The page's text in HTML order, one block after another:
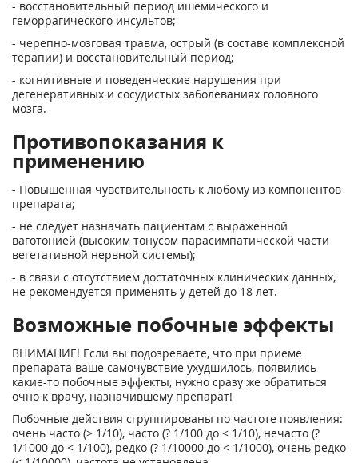
- восстановительный период ишемического и
геморрагического инсультов;
- черепно-мозговая травма, острый (в составе комплексной
терапии) и восстановительный период;
- когнитивные и поведенческие нарушения при
дегенеративных и сосудистых заболеваниях головного
мозга.
Противопоказания к
применению
- Повышенная чувствительность к любому из компонентов
препарата;
- не следует назначать пациентам с выраженной
ваготонией (высоким тонусом парасимпатической части
вегетативной нервной системы);
- в связи с отсутствием достаточных клинических данных,
не рекомендуется применять у детей до 18 лет.
Возможные побочные эффекты
ВНИМАНИЕ! Если вы подозреваете, что при приеме
препарата ваше самочувствие ухудшилось, появились
какие-то побочные эффекты, нужно сразу же обратиться
очно к врачу, назначившему препарат!
Побочные действия сгруппированы по частоте появления:
очень часто (> 1/10), часто (? 1/100 до < 1/10), нечасто (?
1/1000 до < 1/100), редко (? 1/10000 до < 1/1000), очень редко